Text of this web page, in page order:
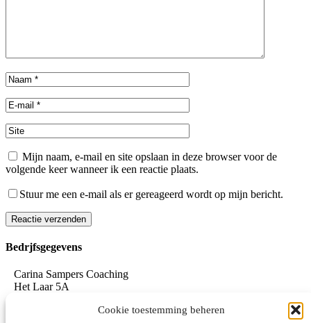
Cookie toestemming beheren
Mijn naam, e-mail en site opslaan in deze browser voor de
volgende keer wanneer ik een reactie plaats.
Stuur me een e-mail als er gereageerd wordt op mijn bericht.
Reactie verzenden
Alternative:
Bedrjfsgegevens
Carina Sampers Coaching
Het Laar 5A